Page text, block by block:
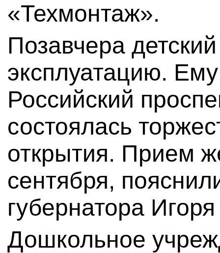
«Техмонтаж».
Позавчера
эксплуатацию.
Российский
состоялась
открытия. Прием
сентября,
губернатора
Дошкольное